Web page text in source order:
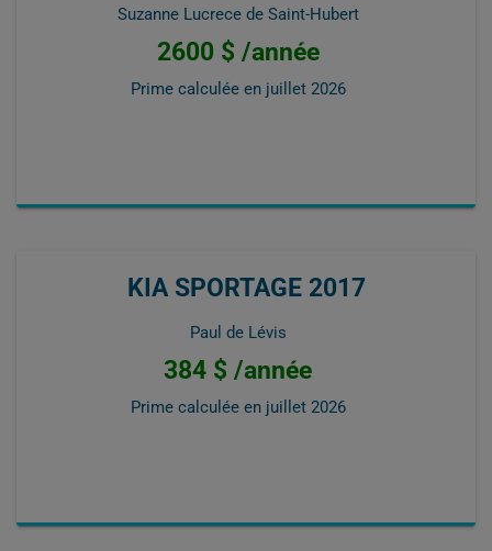
Suzanne Lucrece de Saint-Hubert
2600 $ /année
Prime calculée en juillet 2026
KIA SPORTAGE 2017
Paul de Lévis
384 $ /année
Prime calculée en juillet 2026